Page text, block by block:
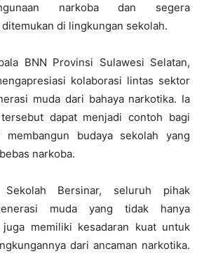
narkoba dan segera
di lingkungan sekolah.
BNN Provinsi Sulawesi Selatan,
kolaborasi lintas sektor
muda dari bahaya narkotika. Ia
dapat menjadi contoh bagi
budaya sekolah yang
narkoba.
Bersinar, seluruh pihak
muda yang tidak hanya
memiliki kesadaran kuat untuk
dari ancaman narkotika.